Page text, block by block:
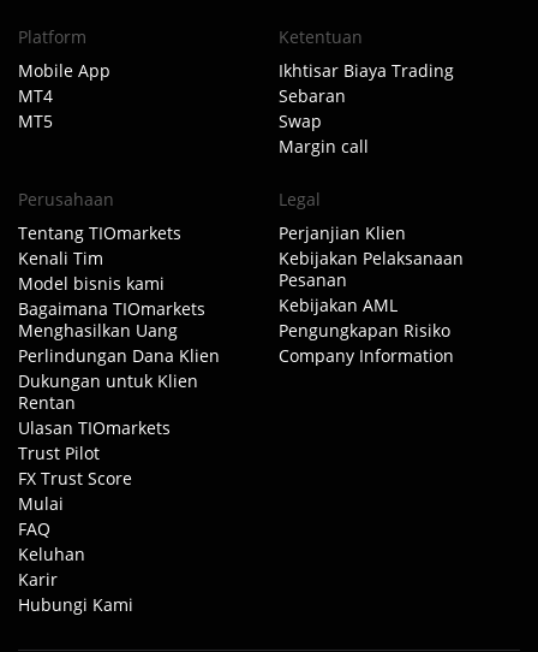
Platform
Mobile App
MT4
MT5
Ketentuan
Ikhtisar Biaya Trading
Sebaran
Swap
Margin call
Perusahaan
Tentang TIOmarkets
Kenali Tim
Model bisnis kami
Bagaimana TIOmarkets
Menghasilkan Uang
Perlindungan Dana Klien
Dukungan untuk Klien
Rentan
Ulasan TIOmarkets
Trust Pilot
FX Trust Score
Mulai
FAQ
Keluhan
Karir
Hubungi Kami
Legal
Perjanjian Klien
Kebijakan Pelaksanaan
Pesanan
Kebijakan AML
Pengungkapan Risiko
Company Information